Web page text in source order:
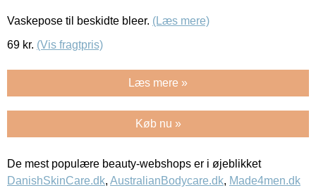
Vaskepose til beskidte bleer. (Læs mere)
69 kr. (Vis fragtpris)
Læs mere »
Køb nu »
De mest populære beauty-webshops er i øjeblikket
DanishSkinCare.dk, AustralianBodycare.dk, Made4men.dk